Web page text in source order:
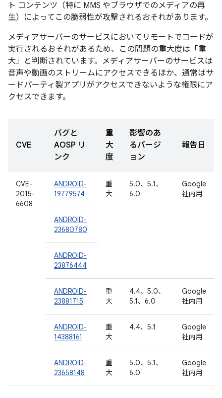
ト コンテンツ（特に MMS やブラウザでのメディアの再
生）によってこの脆弱性が攻撃されるおそれがあります。
メディアサーバーのサービスにおいてリモートでコードが
実行されるおそれがあるため、この問題の重大度は「重
大」と判断されています。メディアサーバーのサービスは
音声や動画のストリームにアクセスできるほか、通常はサ
ードパーティ製アプリがアクセスできないような権限にア
クセスできます。
CVE
バグと
AOSP リ
ンク
重
大
度
影響のあ
るバージ
ョン
報告日
CVE-
2015-
6608
ANDROID-
19779574
重
大
5.0、5.1、
6.0
Google
社内用
ANDROID-
23680780
ANDROID-
23876444
ANDROID-
23881715
重
大
4.4、5.0、
5.1、6.0
Google
社内用
ANDROID-
14388161
重
大
4.4、5.1
Google
社内用
ANDROID-
23658148
重
大
5.0、5.1、
6.0
Google
社内用